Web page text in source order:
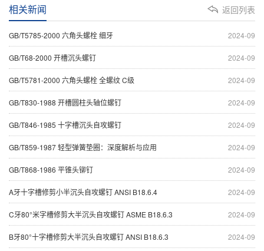
返回列表
相关新闻
2024-09
GB/T5785-2000 六角头螺栓 细牙
2024-09
GB/T68-2000 开槽沉头螺钉
2024-09
GB/T5781-2000 六角头螺栓 全螺纹 C级
2024-09
GB/T830-1988 开槽圆柱头轴位螺钉
2024-09
GB/T846-1985 十字槽沉头自攻螺钉
2024-09
GB/T859-1987 轻型弹簧垫圈：深度解析与应用
2024-09
GB/T868-1986 平锥头铆钉
2024-09
A牙十字槽修剪小半沉头自攻螺钉 ANSI B18.6.4
2024-09
C牙80°米字槽修剪大半沉头自攻螺钉 ASME B18.6.3
2024-09
B牙80°十字槽修剪大半沉头自攻螺钉 ANSI B18.6.3